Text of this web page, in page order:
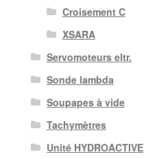
Croisement C
XSARA
Servomoteurs eltr.
Sonde lambda
Soupapes à vide
Tachymètres
Unité HYDROACTIVE